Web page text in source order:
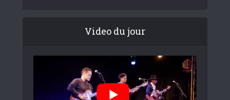
Video du jour